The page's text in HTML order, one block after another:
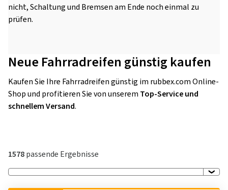
nicht, Schaltung und Bremsen am Ende noch einmal zu
prüfen.
Neue Fahrradreifen günstig kaufen
Kaufen Sie Ihre Fahrradreifen günstig im rubbex.com Online-
Shop und profitieren Sie von unserem Top-Service und
schnellem Versand.
1578passende Ergebnisse